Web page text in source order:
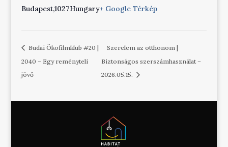
Budapest,1027Hungary+ Google Térkép
Budai Ökofilmklub #20 |
2040 – Egy reményteli
jövő
Szerelem az otthonom |
Biztonságos szerszámhasználat –
2026.05.15.